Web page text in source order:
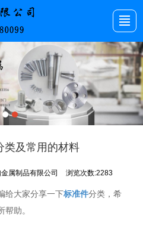
展示 公司介绍 新闻动态
留言反馈 联系我们 首页
类及常用的材料
属制品有限公司 浏览次数:2283
给大家分享一下标准件分类，希
助。